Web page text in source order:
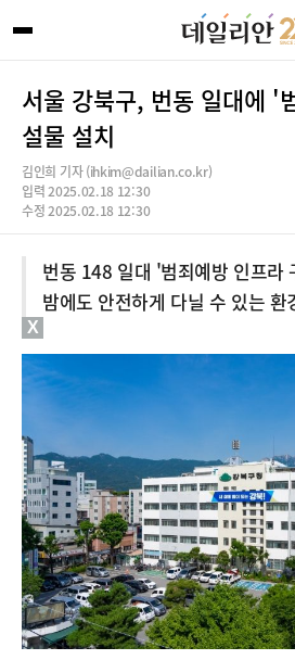
서울 강북구, 번동 일대에 '
설물 설치
김인희 기자 (ihkim@dailian.co.kr)
입력 2025.02.18 12:30
수정 2025.02.18 12:30
번동 148 일대 '범죄예방 인프라
밤에도 안전하게 다닐 수 있는 환
X